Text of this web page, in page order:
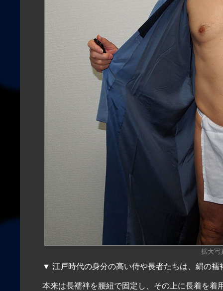
拡大写
▼ 江戸時代の身分の高い侍や長者たちは、絹の
本来は長襦袢を腰紐で固定し、その上に長着を